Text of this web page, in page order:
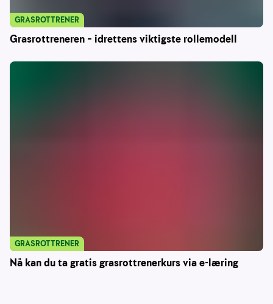
Grasrottreneren – idrettens viktigste rollemodell
GRASROTTRENER
Nå kan du ta gratis grasrottrenerkurs via e-læring
GRASROTTRENER